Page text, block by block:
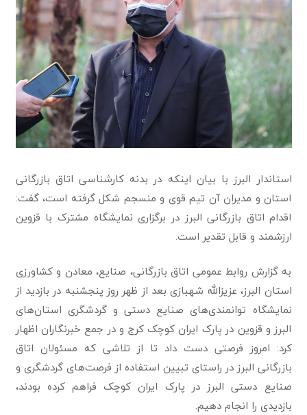
استاندار البرز با بیان اینکه در بدنه کارشناسی اتاق بازرگانی
استان و مدیران آن تیم قوی و منسجم شکل گرفته است، گفت:
اقدام اتاق بازرگانی البرز در برگزاری نمایشگاه مشترک با قزوین
ارزشمند و قابل تقدیر است.
به گزارش روابط عمومی اتاق بازرگانی، صنایع، معادن و کشاورزی
استان البرز، عزیزالله شهبازی بعد از ظهر روز پنجشنبه در بازدید از
نمایشگاه توانمندی‌های صنایع دستی و گردشگری استان‌های
البرز و قزوین در پارک ایران کوچک کرج و در جمع خبرنگاران اظهار
کرد: امروز فرصتی دست داد تا از تلاشی که مسئولان اتاق
بازرگانی البرز در راستای تبیین استفاده از فرصت‌های گردشگری و
صنایع دستی البرز در پارک ایران کوچک فراهم کرده بودند،
بازدیدی را انجام دهیم.